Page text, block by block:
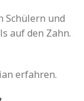
Schülern und
auf den Zahn.
erfahren.